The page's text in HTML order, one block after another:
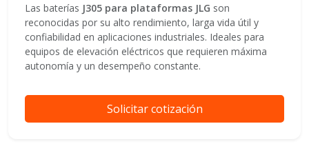
Las baterías J305 para plataformas JLG son
reconocidas por su alto rendimiento, larga vida útil y
confiabilidad en aplicaciones industriales. Ideales para
equipos de elevación eléctricos que requieren máxima
autonomía y un desempeño constante.
Solicitar cotización